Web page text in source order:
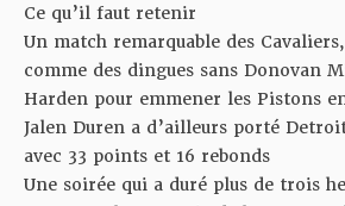
Ce qu’il faut retenir
Un match remarquable des
comme des dingues sans Donovan
Harden pour emmener les Pistons
Jalen Duren a d’ailleurs porté
avec 33 points et 16 rebonds
Une soirée qui a duré plus de trois